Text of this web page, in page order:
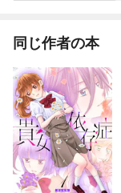
同じ作者の本